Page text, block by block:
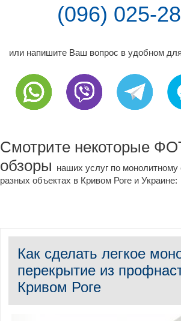
(096) 025-
или напишите Ваш вопрос в удобном
Смотрите некоторые
обзоры наших услуг по монолитному
разных объектах в Кривом Роге и Украине:
Как сделать легкое
перекрытие из
Кривом Роге